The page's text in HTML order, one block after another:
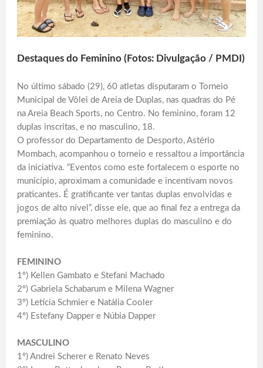
Destaques do Feminino (Fotos: Divulgação / PMDI)
No último sábado (29), 60 atletas disputaram o Torneio
Municipal de Vôlei de Areia de Duplas, nas quadras do Pé
na Areia Beach Sports, no Centro. No feminino, foram 12
duplas inscritas, e no masculino, 18.
O professor do Departamento de Desporto, Astério
Mombach, acompanhou o torneio e ressaltou a importância
da iniciativa. “Eventos como este fortalecem o esporte no
município, aproximam a comunidade e incentivam novos
praticantes. É gratificante ver tantas duplas envolvidas e
jogos de alto nível”, disse ele, que ao final fez a entrega da
premiação às quatro melhores duplas do masculino e do
feminino.
FEMININO
1º) Kellen Gambato e Stefani Machado
2º) Gabriela Schabarum e Milena Wagner
3º) Letícia Schmier e Natália Cooler
4º) Estefany Dapper e Núbia Dapper
MASCULINO
1º) Andrei Scherer e Renato Neves